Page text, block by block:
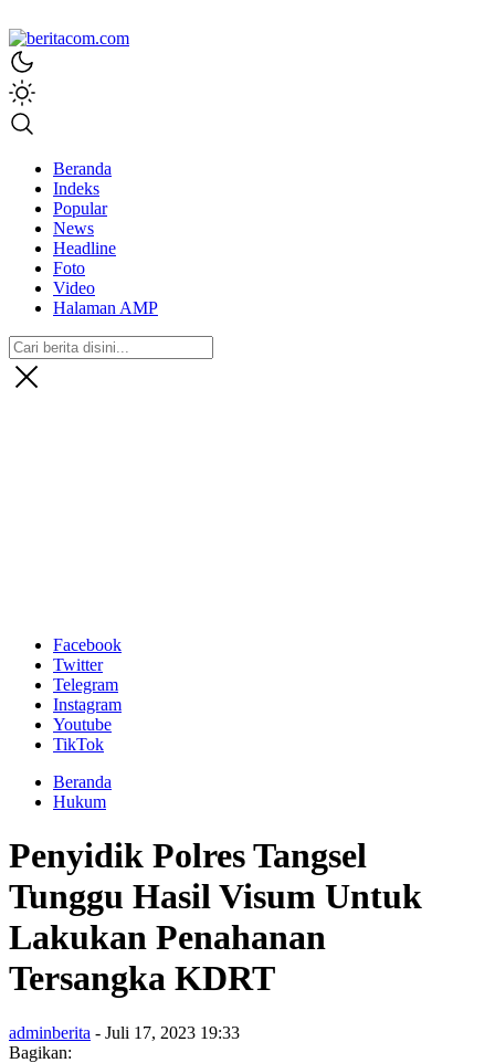
beritacom.com
bestnews
Beranda
Indeks
Popular
News
Headline
Foto
Video
Halaman AMP
Facebook
Twitter
Telegram
Instagram
Youtube
TikTok
Beranda
Hukum
Penyidik Polres Tangsel
Tunggu Hasil Visum Untuk
Lakukan Penahanan
Tersangka KDRT
adminberita - Juli 17, 2023 19:33
Bagikan: